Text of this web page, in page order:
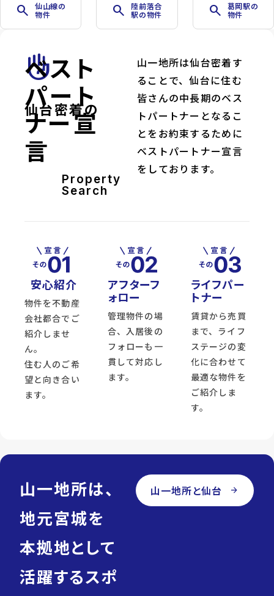
search
仙山線の
物件
search
陸前落合
駅の物件
search
葛岡駅の
物件
front_hand
仙台密着の
ベスト
パート
ナー宣
言
Property
Search
山一地所は仙台密着す
ることで、仙台に住む
皆さんの中長期のベス
トパートナーとなるこ
とをお約束するために
ベストパートナー宣言
をしております。
安心紹介
物件を不動産
会社都合でご
紹介しませ
ん。
住む人のご希
望と向き合い
ます。
アフターフ
ォロー
管理物件の場
合、入居後の
フォローも一
貫して対応し
ます。
ライフパー
トナー
賃貸から売買
まで、ライフ
ステージの変
化に合わせて
最適な物件を
ご紹介しま
す。
山一地所は、
地元宮城を
本拠地として
活躍するスポ
山一地所と仙台 arrow_forward